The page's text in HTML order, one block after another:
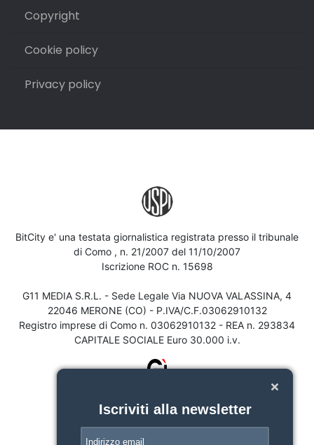
Copyright
Cookie policy
Privacy policy
BitCity e' una testata giornalistica registrata presso il tribunale
di Como , n. 21/2007 del 11/10/2007
Iscrizione ROC n. 15698
G11 MEDIA S.R.L. - Sede Legale Via NUOVA VALASSINA, 4
22046 MERONE (CO) - P.IVA/C.F.03062910132
Registro imprese di Como n. 03062910132 - REA n. 293834
CAPITALE SOCIALE Euro 30.000 i.v.
Iscriviti alla newsletter